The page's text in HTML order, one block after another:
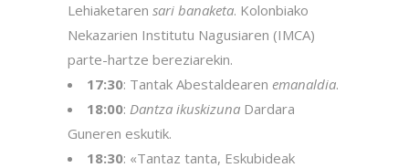
Lehiaketaren sari banaketa. Kolonbiako
Nekazarien Institutu Nagusiaren (IMCA)
parte-hartze bereziarekin.
17:30: Tantak Abestaldearen emanaldia.
18:00: Dantza ikuskizuna Dardara
Guneren eskutik.
18:30: «Tantaz tanta, Eskubideak